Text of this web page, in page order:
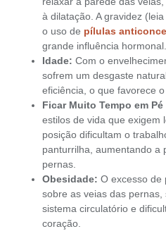
à dilatação. A gravidez
o uso de pílulas
grande influência hormonal.
Idade: Com o
sofrem um desgaste
eficiência, o que favorece
Ficar Muito Tempo em
estilos de vida que exigem
posição dificultam o
panturrilha, aumentando a
pernas.
Obesidade: O excesso de
sobre as veias das
sistema circulatório e
coração.